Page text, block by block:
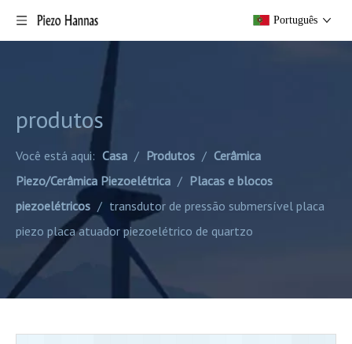
Português
produtos
Você está aqui: Casa / Produtos / Cerâmica
Piezo/Cerâmica Piezoelétrica / Placas e blocos
piezoelétricos / transdutor de pressão submersível placa
piezo placa atuador piezoelétrico de quartzo